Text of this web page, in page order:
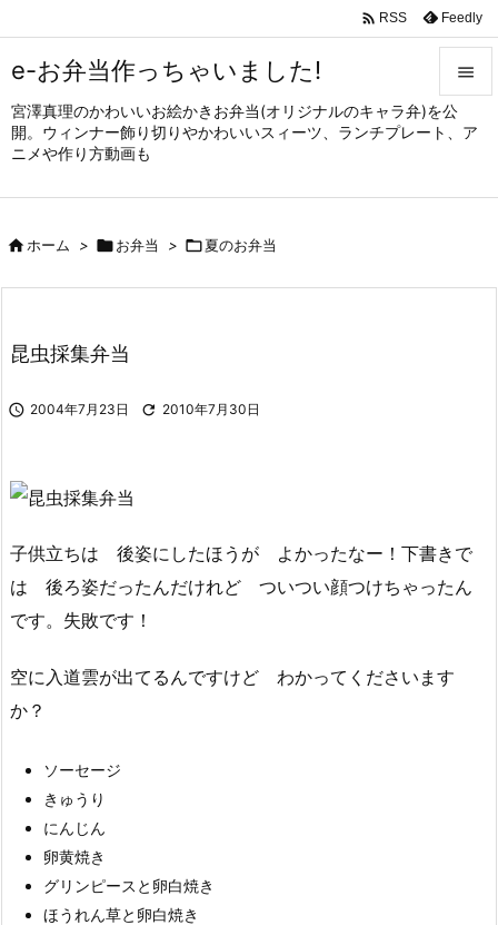
e-お弁当作っちゃいました!
宮澤真理のかわいいお絵かきお弁当(オリジナルのキャラ弁)を公
開。ウィンナー飾り切りやかわいいスィーツ、ランチプレート、ア
ニメや作り方動画も


メニュ
サイド

 RSS Feedly
ホーム > お弁当 > 夏のお弁当
昆虫採集弁当
 2004年7月23日  2010年7月30日
子供立ちは 後姿にしたほうが よかったなー！下書きで
は 後ろ姿だったんだけれど ついつい顔つけちゃったん
です。失敗です！
空に入道雲が出てるんですけど わかってくださいます
か？
ソーセージ
きゅうり
にんじん
卵黄焼き
グリンピースと卵白焼き
ほうれん草と卵白焼き